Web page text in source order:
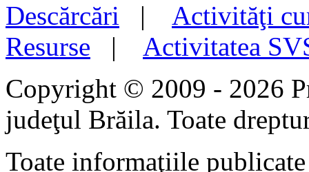
Descărcări | Activităţi
Resurse | Activitatea
Copyright © 2009 - 2026
judeţul Brăila. Toate
Toate informaţiile